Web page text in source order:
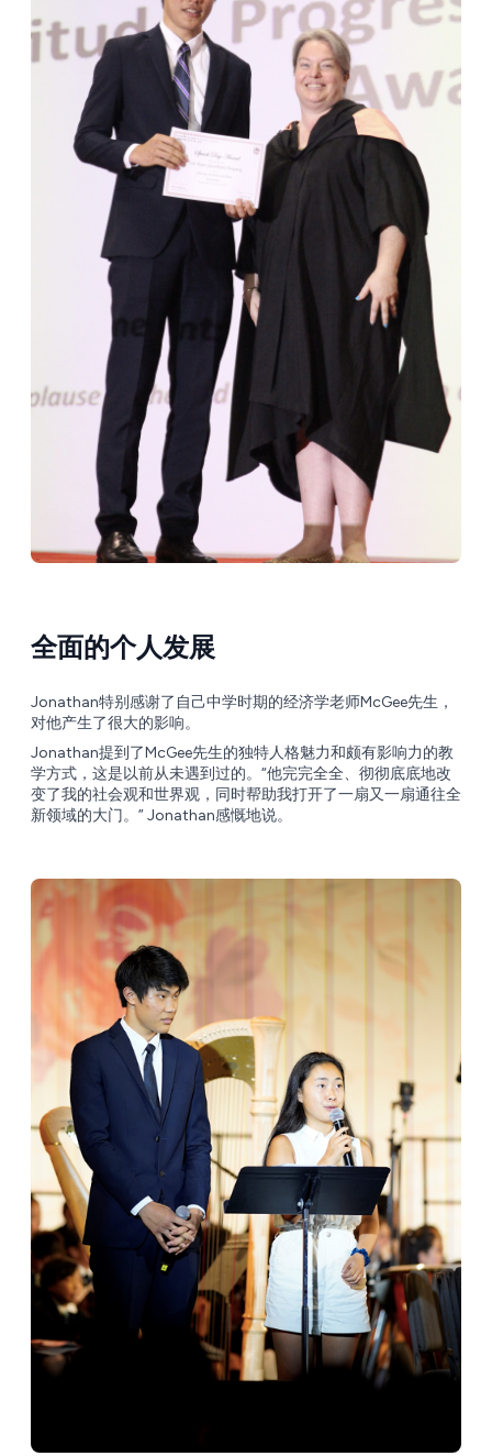
全面的个人发展
Jonathan特别感谢了自己中学时期的经济学老师McGee先生，
对他产生了很大的影响。
Jonathan提到了McGee先生的独特人格魅力和颇有影响力的教
学方式，这是以前从未遇到过的。“他完完全全、彻彻底底地改
变了我的社会观和世界观，同时帮助我打开了一扇又一扇通往全
新领域的大门。” Jonathan感慨地说。